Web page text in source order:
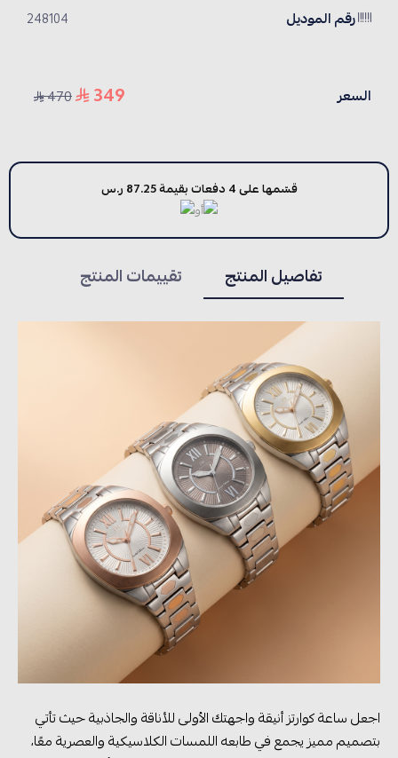
رقم الموديل 248104
السعر 349
470
قسّمها على 4 دفعات بقيمة 87.25 ر.س
أو
تفاصيل المنتج تقييمات المنتج
اجعل ساعة كوارتز أنيقة واجهتك الأولى للأناقة والجاذبية حيث تأتي
بتصميم مميز يجمع في طابعه اللمسات الكلاسيكية والعصرية معًا،